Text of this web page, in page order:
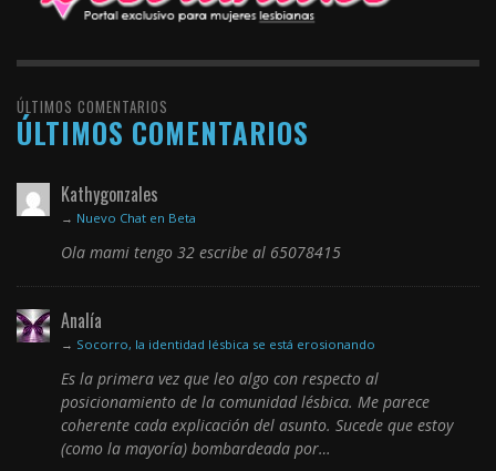
ÚLTIMOS COMENTARIOS
ÚLTIMOS COMENTARIOS
Kathygonzales
→ Nuevo Chat en Beta
Ola mami tengo 32 escribe al 65078415
Analía
→ Socorro, la identidad lésbica se está erosionando
Es la primera vez que leo algo con respecto al
posicionamiento de la comunidad lésbica. Me parece
coherente cada explicación del asunto. Sucede que estoy
(como la mayoría) bombardeada por…